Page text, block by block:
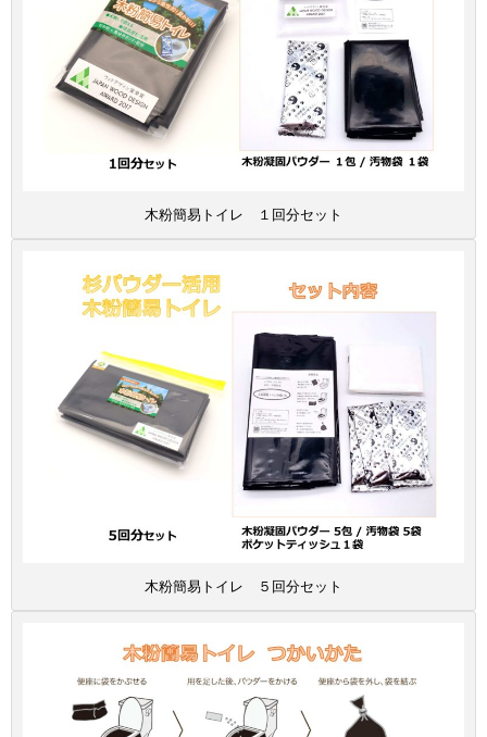
木粉簡易トイレ １回分セット
木粉簡易トイレ ５回分セット